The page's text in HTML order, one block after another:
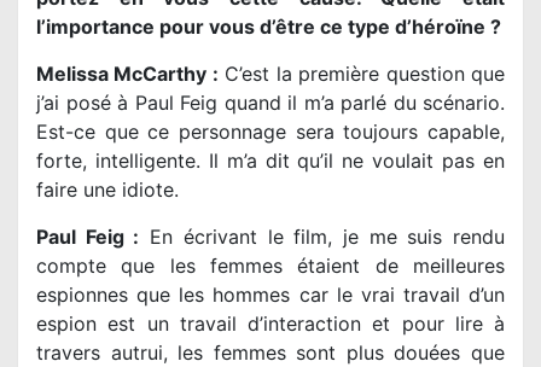
l’importance pour vous d’être ce type d’héroïne ?
Melissa McCarthy : C’est la première question que
j’ai posé à Paul Feig quand il m’a parlé du scénario.
Est-ce que ce personnage sera toujours capable,
forte, intelligente. Il m’a dit qu’il ne voulait pas en
faire une idiote.
Paul Feig : En écrivant le film, je me suis rendu
compte que les femmes étaient de meilleures
espionnes que les hommes car le vrai travail d’un
espion est un travail d’interaction et pour lire à
travers autrui, les femmes sont plus douées que